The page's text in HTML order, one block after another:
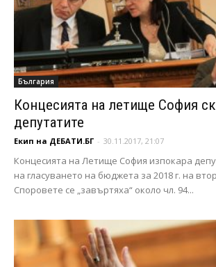
България
Концесията на летище София
депутатите
Екип на ДЕБАТИ.БГ - 30.11.2017, 21:07
Концесията на Летище София изпокара
на гласуването на бюджета за 2018 г. на
Споровете се „завъртяха“ около чл. 94...